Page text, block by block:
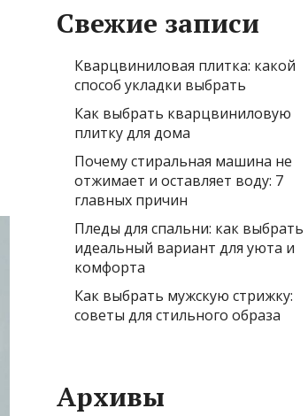
Свежие записи
Кварцвиниловая плитка: какой
способ укладки выбрать
Как выбрать кварцвиниловую
плитку для дома
Почему стиральная машина не
отжимает и оставляет воду: 7
главных причин
Пледы для спальни: как выбрать
идеальный вариант для уюта и
комфорта
Как выбрать мужскую стрижку:
советы для стильного образа
Архивы